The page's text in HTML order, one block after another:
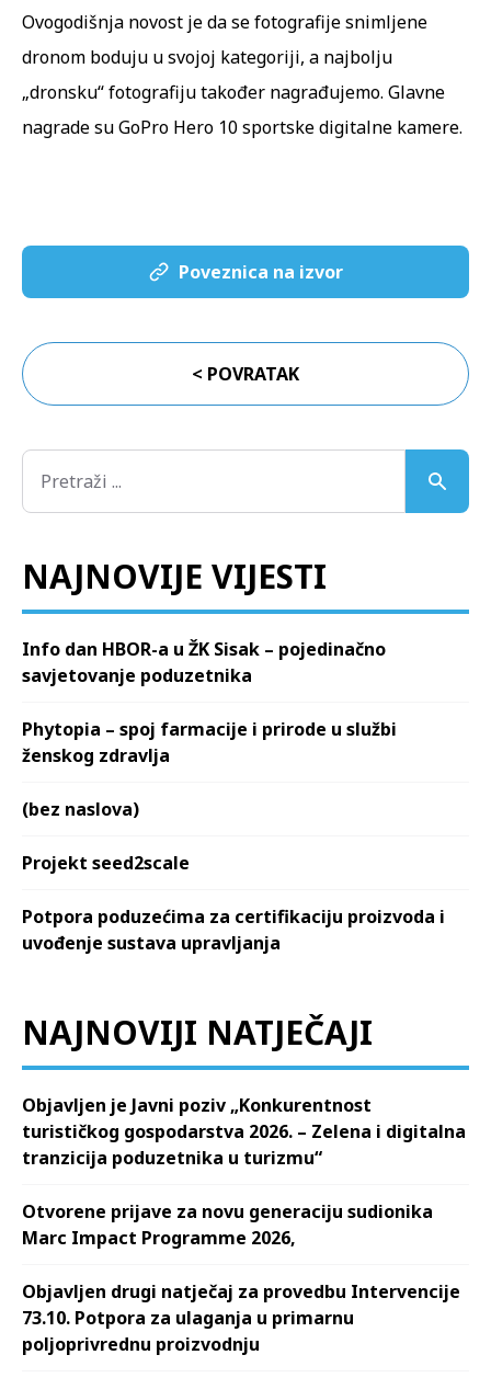
Ovogodišnja novost je da se fotografije snimljene
dronom boduju u svojoj kategoriji, a najbolju
„dronsku“ fotografiju također nagrađujemo. Glavne
nagrade su GoPro Hero 10 sportske digitalne kamere.
Poveznica na izvor
< POVRATAK
NAJNOVIJE VIJESTI
Info dan HBOR-a u ŽK Sisak – pojedinačno
savjetovanje poduzetnika
Phytopia – spoj farmacije i prirode u službi
ženskog zdravlja
(bez naslova)
Projekt seed2scale
Potpora poduzećima za certifikaciju proizvoda i
uvođenje sustava upravljanja
NAJNOVIJI NATJEČAJI
Objavljen je Javni poziv „Konkurentnost
turističkog gospodarstva 2026. – Zelena i digitalna
tranzicija poduzetnika u turizmu“
Otvorene prijave za novu generaciju sudionika
Marc Impact Programme 2026,
Objavljen drugi natječaj za provedbu Intervencije
73.10. Potpora za ulaganja u primarnu
poljoprivrednu proizvodnju